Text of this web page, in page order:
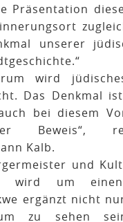
unserer
wird
Das Denkmal
bei diesem
Beweis“,
Kalb.
und
wird um
ergänzt nicht
zu sehen